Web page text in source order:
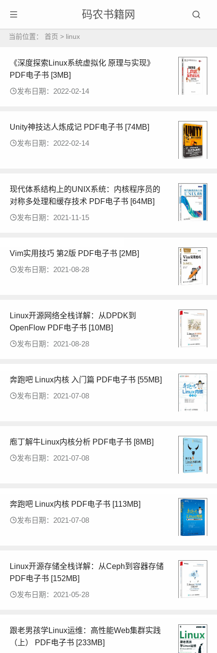
码农书籍网
当前位置： 首页 > linux
《深度探索Linux系统虚拟化 原理与实现》
PDF电子书 [3MB]
发布日期：2022-02-14
Unity神技达人炼成记 PDF电子书 [74MB]
发布日期：2022-02-14
现代体系结构上的UNIX系统：内核程序员的
对称多处理和缓存技术 PDF电子书 [64MB]
发布日期：2021-11-15
Vim实用技巧 第2版 PDF电子书 [2MB]
发布日期：2021-08-28
Linux开源网络全栈详解：从DPDK到
OpenFlow PDF电子书 [10MB]
发布日期：2021-08-28
奔跑吧 Linux内核 入门篇 PDF电子书 [55MB]
发布日期：2021-07-08
庖丁解牛Linux内核分析 PDF电子书 [8MB]
发布日期：2021-07-08
奔跑吧 Linux内核 PDF电子书 [113MB]
发布日期：2021-07-08
Linux开源存储全栈详解：从Ceph到容器存储
PDF电子书 [152MB]
发布日期：2021-05-28
跟老男孩学Linux运维：高性能Web集群实践
（上） PDF电子书 [233MB]